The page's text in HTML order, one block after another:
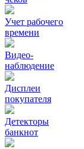
Учет рабочего
времени
Видео‑
наблюдение
Дисплеи
покупателя
Детекторы
банкнот